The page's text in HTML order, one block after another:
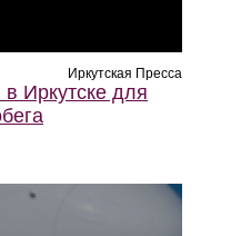
Иркутская Пресса
Иркутске для